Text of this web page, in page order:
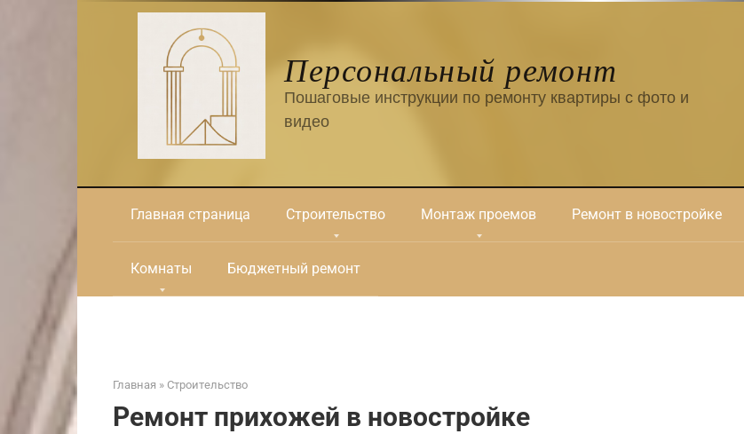
Персональный ремонт
Пошаговые инструкции по ремонту квартиры с фото и
видео
Главная страница Строительство Монтаж проемов Ремонт в новостройке
Комнаты Бюджетный ремонт
Главная » Строительство
Ремонт прихожей в новостройке